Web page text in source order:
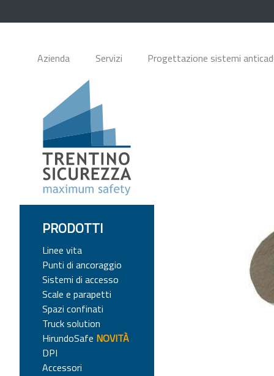
Azienda Servizi Progettazione sistemi
PRODOTTI
Linee vita
Punti di ancoraggio
Sistemi di accesso
Scale e parapetti
Spazi confinati
Truck solution
HirundoSafe NOVITÀ
DPI
Accessori